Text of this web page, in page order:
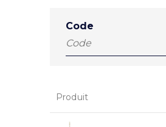
Code
Produit